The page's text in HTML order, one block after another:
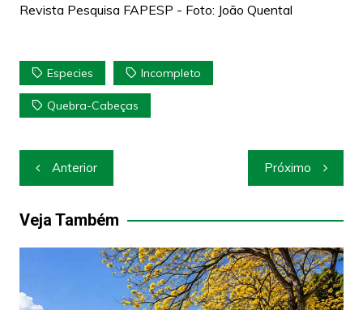
Revista Pesquisa FAPESP - Foto: João Quental
Especies Incompleto
Quebra-Cabeças
Navegação
de
Post
Anterior Próximo
Veja Também